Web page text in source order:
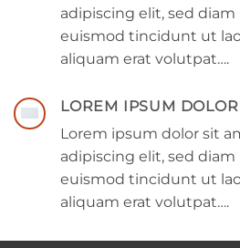
adipiscing elit, sed
euismod tincidunt ut
aliquam erat volutpat….
LOREM IPSUM
Lorem ipsum dolor sit
adipiscing elit, sed
euismod tincidunt ut
aliquam erat volutpat….